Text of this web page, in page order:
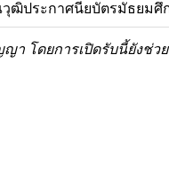
ฒิประกาศนียบัตรมัธยม
โดยการเปิดรับนี้ยังช่